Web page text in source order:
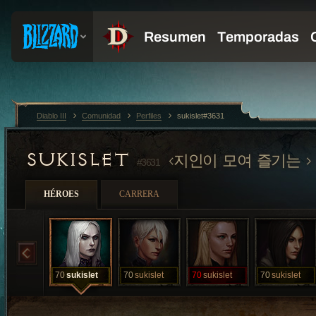
SUKISLET #3631 지인이 모여 즐기는
HÉROES CARRERA
70sukislet 70sukislet 70sukislet 70sukislet
Diablo III Comunidad Perfiles sukislet#3631